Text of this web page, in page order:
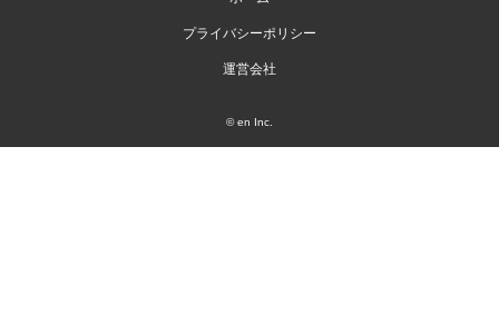
プライバシーポリシー
運営会社
© en Inc.